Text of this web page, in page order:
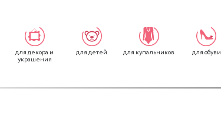
для декора и
украшения
для детей для купальников для обуви